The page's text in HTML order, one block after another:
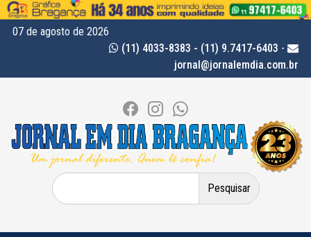
07 de agosto de 2026
(11) 4033-8383 - (11) 9.7417-6403 -
jornal@jornalemdia.com.br
Pesquisar
por: